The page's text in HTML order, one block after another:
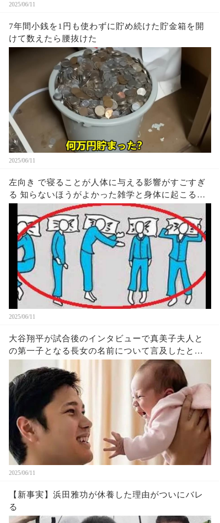
2025/06/11
7年間小銭を1円も使わずに貯め続けた貯金箱を開
けて数えたら腰抜けた
2025/06/11
左向き で寝ることが人体に与える影響がすごすぎ
る 知らないほうがよかった雑学と身体に起こる現
象がヤバい… 驚くべき 大人の 面白いけど知ると後
悔
2025/06/11
大谷翔平が試合後のインタビューで真美子夫人と
の第一子となる長女の名前について言及したと話
題に！山本由伸や佐々木朗希は知ってそう！
2025/06/11
【新事実】浜田雅功が休養した理由がついにバレ
る